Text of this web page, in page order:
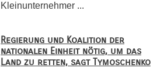
Kleinunternehmer ...
Regierung und Koalition der
nationalen Einheit nötig, um das
Land zu retten, sagt Tymoschenko